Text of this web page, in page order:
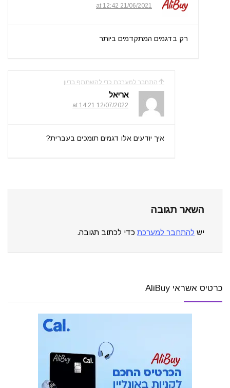
21/06/2021 at 12:42
רק בדגמים המתקדמים ביותר
התחבר למערכת כדי להשתתף בדיון
אריאל
12/07/2022 at 14:21
איך יודעים אלו דגמים תומכים בעברית?
השאר תגובה
יש להתחבר למערכת כדי לכתוב תגובה.
כרטיס אשראי AliBuy